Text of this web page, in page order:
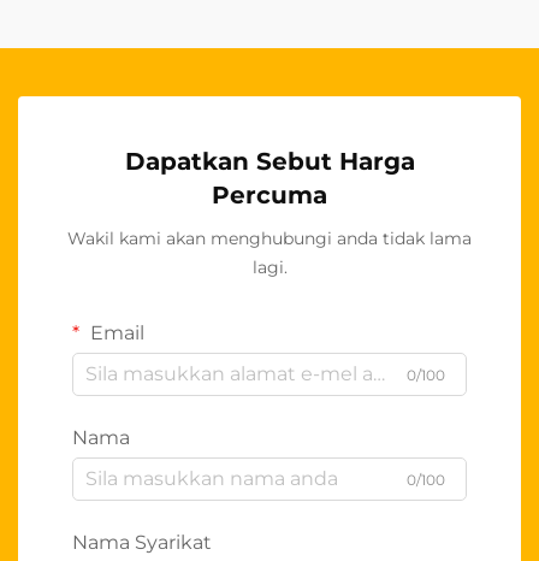
Dapatkan Sebut Harga
Percuma
Wakil kami akan menghubungi anda tidak lama
lagi.
Email
0/100
Nama
0/100
Nama Syarikat